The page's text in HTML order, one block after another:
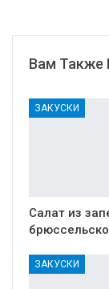
Вам Также
ЗАКУСКИ
Салат из
ЗАКУСКИ